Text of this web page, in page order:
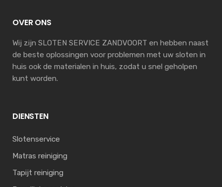
OVER ONS
Wij zijn SLOTEN SERVICE ZANDVOORT en hebben naast
de beste oplossingen voor problemen met uw sloten in
huis ook de materialen in huis, zodat u snel geholpen
kunt worden.
DIENSTEN
Slotenservice
Matras reiniging
Tapijt reiniging